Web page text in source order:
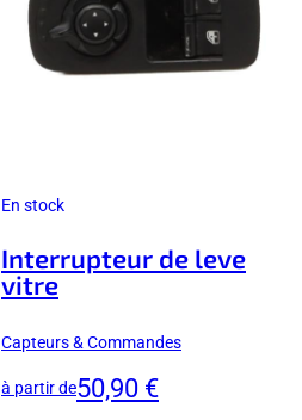
En stock
Interrupteur de leve
vitre
Capteurs & Commandes
à partir de50,90 €